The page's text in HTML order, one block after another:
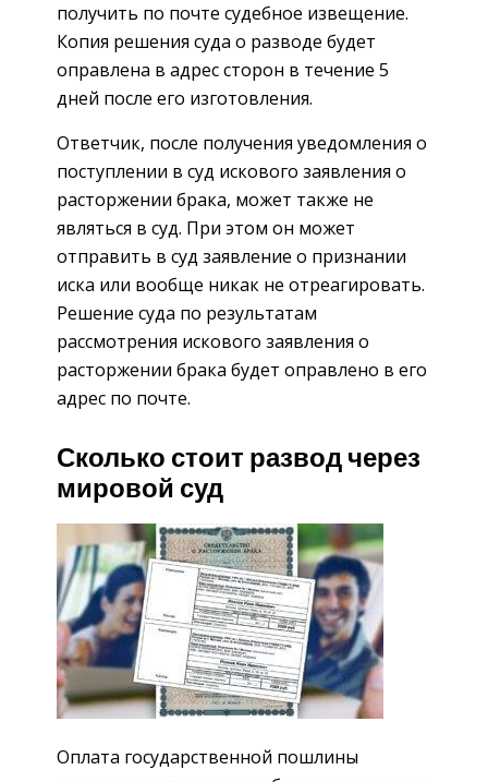
получить по почте судебное извещение.
Копия решения суда о разводе будет
оправлена в адрес сторон в течение 5
дней после его изготовления.
Ответчик, после получения уведомления о
поступлении в суд искового заявления о
расторжении брака, может также не
являться в суд. При этом он может
отправить в суд заявление о признании
иска или вообще никак не отреагировать.
Решение суда по результатам
рассмотрения искового заявления о
расторжении брака будет оправлено в его
адрес по почте.
Сколько стоит развод через
мировой суд
Оплата государственной пошлины